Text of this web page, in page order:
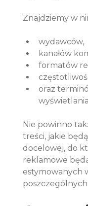
Znajdziemy w
wydawców,
kanałów
formatów
oraz
Nie powinno
treści, jakie
docelowej, do
reklamowe
estymowanych
poszczególnych